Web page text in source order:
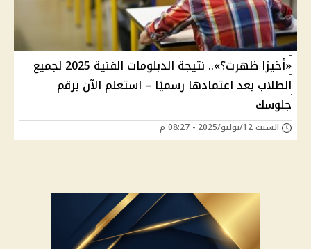
«أخيرًا ظهرت؟».. نتيجة الدبلومات الفنية 2025 لجميع
الطلاب بعد اعتمادها رسميًا – استعلم الآن برقم
جلوسك
السبت 12/يوليو/2025 - 08:27 م